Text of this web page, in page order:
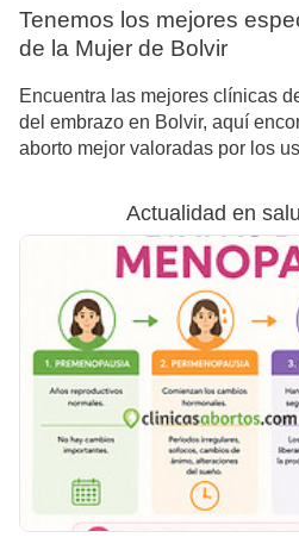
Tenemos los mejores
de la Mujer de Bolvir
Encuentra las mejores clínicas
del embrazo en Bolvir, aquí
aborto mejor valoradas por los
Actualidad en